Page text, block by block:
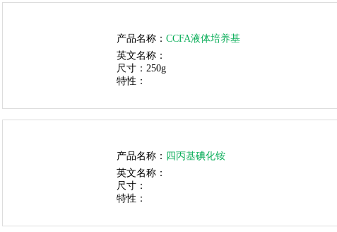
产品名称： CCFA液体培养基
英文名称：
尺寸： 250g
特性：
产品名称： 四丙基碘化铵
英文名称：
尺寸：
特性：